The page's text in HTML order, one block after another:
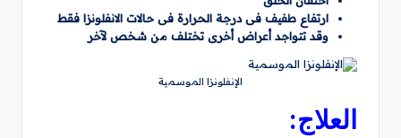
ارتفاع طفيف فى درجة الحرارة فى حالات الانفلونزا فقط
وقد تتواجد أعراض أخرى تختلف من شخص لآخر
الإنفلونزا الموسمية
العلاج: